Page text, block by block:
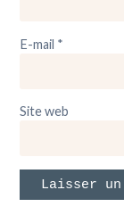
E-mail *
Site web